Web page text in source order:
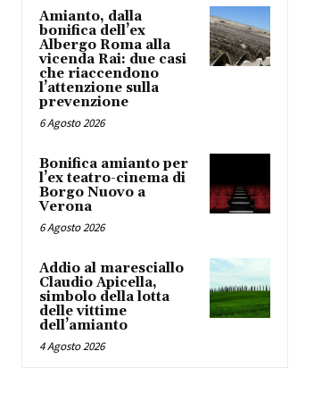
Amianto, dalla
bonifica dell’ex
Albergo Roma alla
vicenda Rai: due casi
che riaccendono
l’attenzione sulla
prevenzione
6 Agosto 2026
Bonifica amianto per
l’ex teatro-cinema di
Borgo Nuovo a
Verona
6 Agosto 2026
Addio al maresciallo
Claudio Apicella,
simbolo della lotta
delle vittime
dell’amianto
4 Agosto 2026